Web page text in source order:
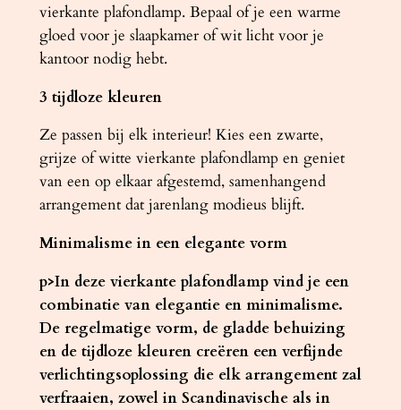
vierkante plafondlamp. Bepaal of je een warme
gloed voor je slaapkamer of wit licht voor je
kantoor nodig hebt.
3 tijdloze kleuren
Ze passen bij elk interieur! Kies een zwarte,
grijze of witte vierkante plafondlamp en geniet
van een op elkaar afgestemd, samenhangend
arrangement dat jarenlang modieus blijft.
Minimalisme in een elegante vorm
p>In deze vierkante plafondlamp vind je een
combinatie van elegantie en minimalisme.
De regelmatige vorm, de gladde behuizing
en de tijdloze kleuren creëren een verfijnde
verlichtingsoplossing die elk arrangement zal
verfraaien, zowel in Scandinavische als in